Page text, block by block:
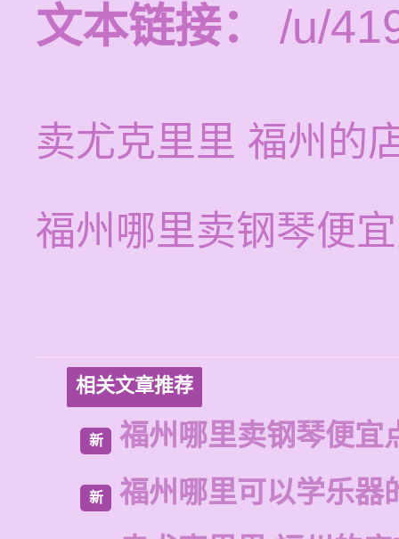
文本链接：
/u/
卖尤克里里 福州的
福州哪里卖钢琴便
相关文章推荐
新 福州哪里卖钢琴便宜
新
福州哪里可以学乐器